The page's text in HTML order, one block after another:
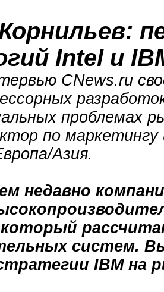
Intel и
CNews.ru
проблемах
по
Азия.
недавно
который
систем.
IBM на